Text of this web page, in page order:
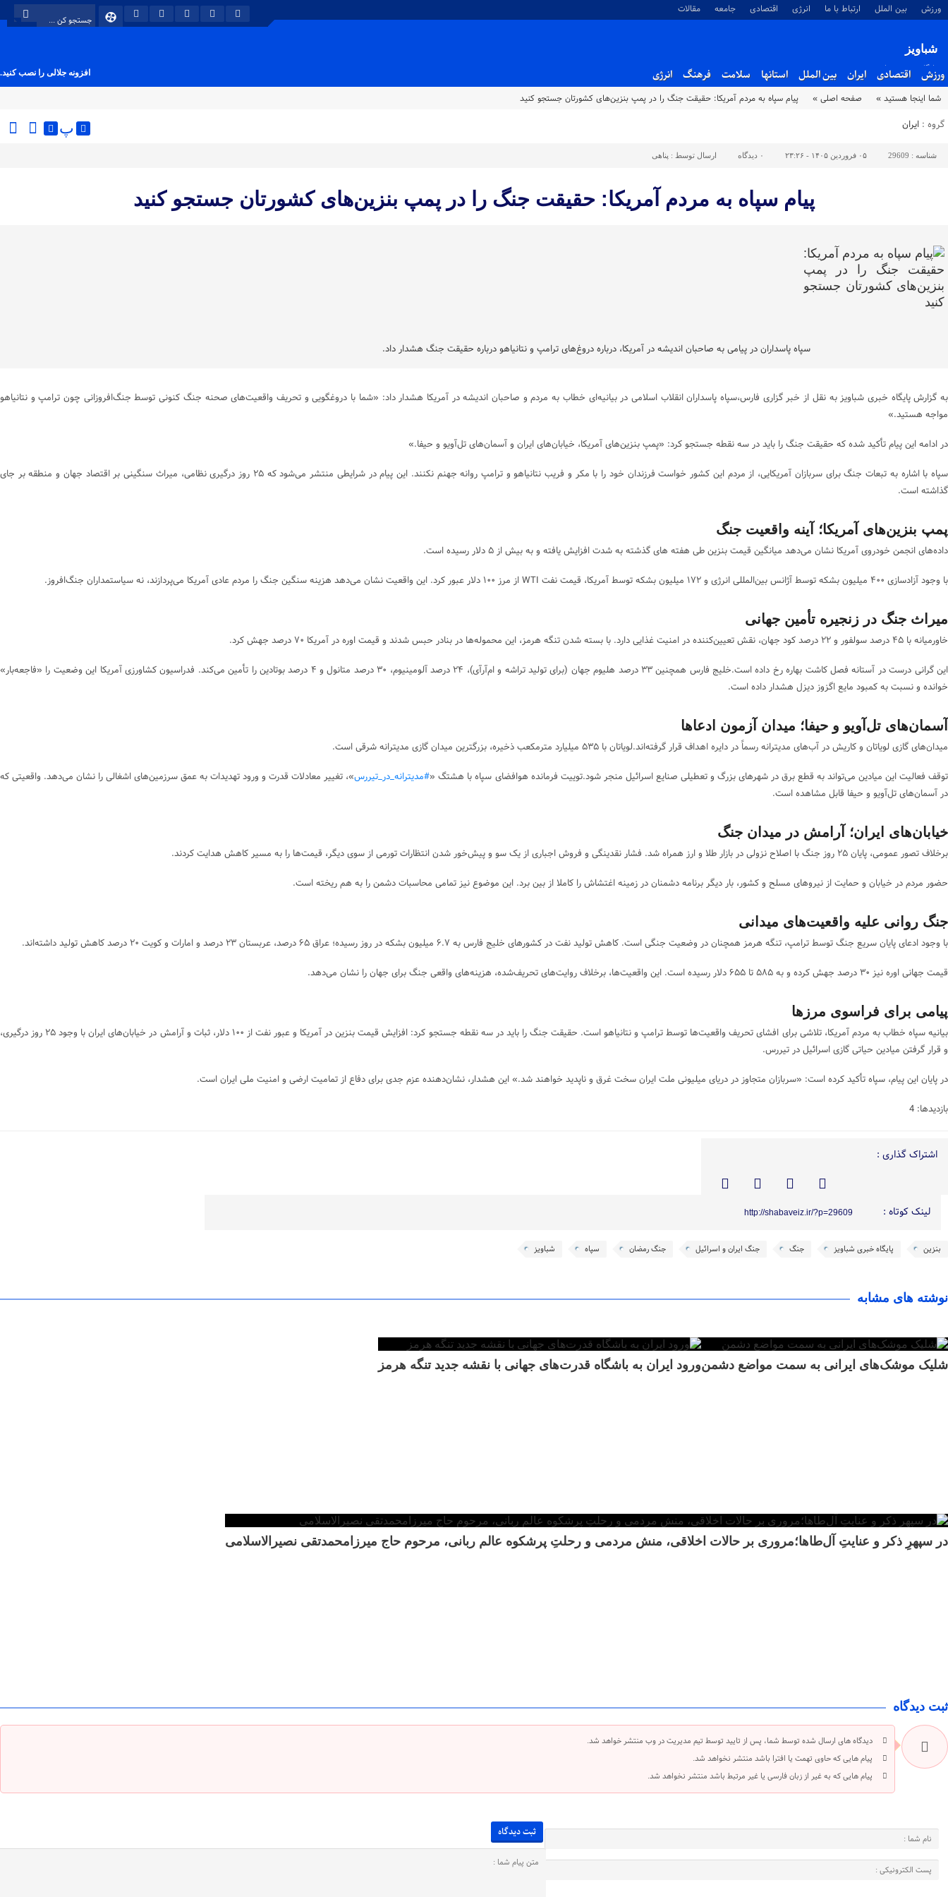
ورزش بین الملل ارتباط با ما انرژی اقتصادی جامعه مقالات
شباویز
پایگاه خبری شباویز
ورزش اقتصادی ایران بین الملل استانها سلامت فرهنگ انرژی افزونه جلالی را نصب کنید.
شما اینجا هستید » صفحه اصلی » پیام سپاه به مردم آمریکا: حقیقت جنگ را در پمپ بنزین‌های کشورتان جستجو کنید
گروه : ایران پ
شناسه : 29609 ۰۵ فروردین ۱۴۰۵ - ۲۳:۲۶ ۰ دیدگاه ارسال توسط : پناهی
پیام سپاه به مردم آمریکا: حقیقت جنگ را در پمپ بنزین‌های کشورتان جستجو کنید
سپاه پاسداران در پیامی به صاحبان اندیشه در آمریکا، درباره دروغ‌های ترامپ و نتانیاهو درباره حقیقت جنگ هشدار داد.
به گزارش پایگاه خبری شباویز به نقل از خبر گزاری فارس،سپاه پاسداران انقلاب اسلامی در بیانیه‌ای خطاب به مردم و صاحبان اندیشه در آمریکا هشدار داد: «شما با دروغگویی و تحریف واقعیت‌های صحنه جنگ کنونی توسط جنگ‌افروزانی چون ترامپ و نتانیاهو
مواجه هستید.»
در ادامه این پیام تأکید شده که حقیقت جنگ را باید در سه نقطه جستجو کرد: «پمپ بنزین‌های آمریکا، خیابان‌های ایران و آسمان‌های تل‌آویو و حیفا.»
سپاه با اشاره به تبعات جنگ برای سربازان آمریکایی، از مردم این کشور خواست فرزندان خود را با مکر و فریب نتانیاهو و ترامپ روانه جهنم نکنند. این پیام در شرایطی منتشر می‌شود که ۲۵ روز درگیری نظامی، میراث سنگینی بر اقتصاد جهان و منطقه بر جای
گذاشته است.
پمپ بنزین‌های آمریکا؛ آینه واقعیت جنگ
داده‌های انجمن خودروی آمریکا نشان می‌دهد میانگین قیمت بنزین طی هفته های گذشته به شدت افزایش یافته و به بیش از ۵ دلار رسیده است.
با وجود آزادسازی ۴۰۰ میلیون بشکه توسط آژانس بین‌المللی انرژی و ۱۷۲ میلیون بشکه توسط آمریکا، قیمت نفت WTI از مرز ۱۰۰ دلار عبور کرد. این واقعیت نشان می‌دهد هزینه سنگین جنگ را مردم عادی آمریکا می‌پردازند، نه سیاستمداران جنگ‌افروز.
میراث جنگ در زنجیره تأمین جهانی
خاورمیانه با ۴۵ درصد سولفور و ۲۲ درصد کود جهان، نقش تعیین‌کننده در امنیت غذایی دارد. با بسته شدن تنگه هرمز، این محموله‌ها در بنادر حبس شدند و قیمت اوره در آمریکا ۷۰ درصد جهش کرد.
این گرانی درست در آستانه فصل کاشت بهاره رخ داده است.خلیج فارس همچنین ۳۳ درصد هلیوم جهان (برای تولید تراشه و ام‌آرآی)، ۲۴ درصد آلومینیوم، ۳۰ درصد متانول و ۴ درصد بوتادین را تأمین می‌کند. فدراسیون کشاورزی آمریکا این وضعیت را «فاجعه‌بار»
خوانده و نسبت به کمبود مایع اگزوز دیزل هشدار داده است.
آسمان‌های تل‌آویو و حیفا؛ میدان آزمون ادعاها
میدان‌های گازی لویاتان و کاریش در آب‌های مدیترانه رسماً در دایره اهداف قرار گرفته‌اند.لویاتان با ۵۳۵ میلیارد مترمکعب ذخیره، بزرگترین میدان گازی مدیترانه شرقی است.
توقف فعالیت این میادین می‌تواند به قطع برق در شهرهای بزرگ و تعطیلی صنایع اسرائیل منجر شود.توییت فرمانده هوافضای سپاه با هشتگ «#مدیترانه_در_تیررس»، تغییر معادلات قدرت و ورود تهدیدات به عمق سرزمین‌های اشغالی را نشان می‌دهد. واقعیتی که
در آسمان‌های تل‌آویو و حیفا قابل مشاهده است.
خیابان‌های ایران؛ آرامش در میدان جنگ
برخلاف تصور عمومی، پایان ۲۵ روز جنگ با اصلاح نزولی در بازار طلا و ارز همراه شد. فشار نقدینگی و فروش اجباری از یک سو و پیش‌خور شدن انتظارات تورمی از سوی دیگر، قیمت‌ها را به مسیر کاهش هدایت کردند.
حضور مردم در خیابان و حمایت از نیروهای مسلح و کشور، بار دیگر برنامه دشمنان در زمینه اغتشاش را کاملا از بین برد. این موضوع نیز تمامی محاسبات دشمن را به هم ریخته است.
جنگ روانی علیه واقعیت‌های میدانی
با وجود ادعای پایان سریع جنگ توسط ترامپ، تنگه هرمز همچنان در وضعیت جنگی است. کاهش تولید نفت در کشورهای خلیج فارس به ۶.۷ میلیون بشکه در روز رسیده؛ عراق ۶۵ درصد، عربستان ۲۳ درصد و امارات و کویت ۲۰ درصد کاهش تولید داشته‌اند.
قیمت جهانی اوره نیز ۳۰ درصد جهش کرده و به ۵۸۵ تا ۶۵۵ دلار رسیده است. این واقعیت‌ها، برخلاف روایت‌های تحریف‌شده، هزینه‌های واقعی جنگ برای جهان را نشان می‌دهد.
پیامی برای فراسوی مرزها
بیانیه سپاه خطاب به مردم آمریکا، تلاشی برای افشای تحریف واقعیت‌ها توسط ترامپ و نتانیاهو است. حقیقت جنگ را باید در سه نقطه جستجو کرد: افزایش قیمت بنزین در آمریکا و عبور نفت از ۱۰۰ دلار، ثبات و آرامش در خیابان‌های ایران با وجود ۲۵ روز درگیری،
و قرار گرفتن میادین حیاتی گازی اسرائیل در تیررس.
در پایان این پیام، سپاه تأکید کرده است: «سربازان متجاوز در دریای میلیونی ملت ایران سخت غرق و ناپدید خواهند شد.» این هشدار، نشان‌دهنده عزم جدی برای دفاع از تمامیت ارضی و امنیت ملی ایران است.
بازدیدها: 4
اشتراک گذاری :
لینک کوتاه : http://shabaveiz.ir/?p=29609
بنزین پایگاه خبری شباویز جنگ جنگ ایران و اسرائیل جنگ رمضان سپاه شباویز
نوشته های مشابه
شلیک موشک‌های ایرانی به سمت مواضع دشمنورود ایران به باشگاه قدرت‌های جهانی با نقشه جدید تنگه هرمز
در سپهرِ ذکر و عنایتِ آل‌طاها؛مروری بر حالات اخلاقی، منش مردمی و رحلتِ پرشکوه عالم ربانی، مرحوم حاج میرزامحمدتقی نصیرالاسلامی
ثبت دیدگاه
دیدگاه های ارسال شده توسط شما، پس از تایید توسط تیم مدیریت در وب منتشر خواهد شد.
پیام هایی که حاوی تهمت یا افترا باشد منتشر نخواهد شد.
پیام هایی که به غیر از زبان فارسی یا غیر مرتبط باشد منتشر نخواهد شد.